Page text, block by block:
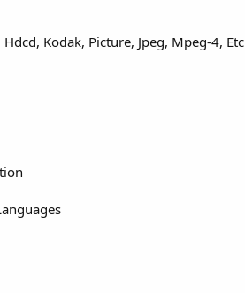
Kodak, Picture, Jpeg, Mpeg-4, Etc